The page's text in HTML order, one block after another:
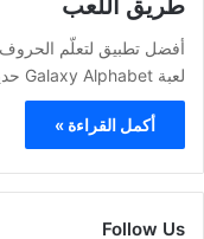
أفضل تطبيق لتعلّم
لعبة Galaxy Alphabet حديث كثير من الأهالي هذه الأيام، فنحن…
أكمل القراءة »
Follow Us